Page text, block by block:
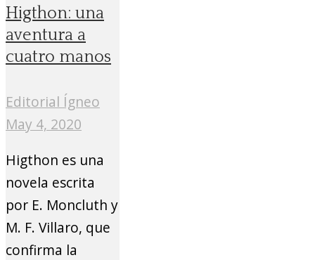
Higthon: una
aventura a
cuatro manos
Editorial Ígneo
May 4, 2020
Higthon es una
novela escrita
por E. Moncluth y
M. F. Villaro, que
confirma la